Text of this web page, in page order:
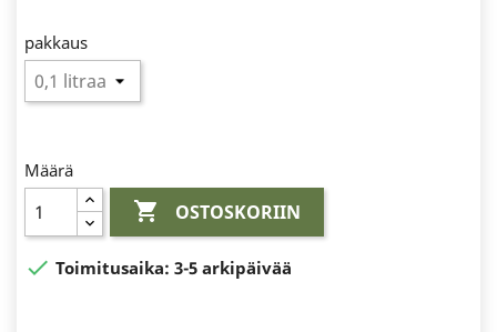
pakkaus
Määrä
 OSTOSKORIIN
 Toimitusaika: 3-5 arkipäivää